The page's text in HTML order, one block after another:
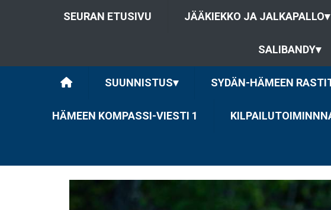
SEURAN ETUSIVU JÄÄKIEKKO JA JALKAPALLO▾
SALIBANDY▾
SUUNNISTUS▾ SYDÄN-HÄMEEN
HÄMEEN KOMPASSI-VIESTI 1